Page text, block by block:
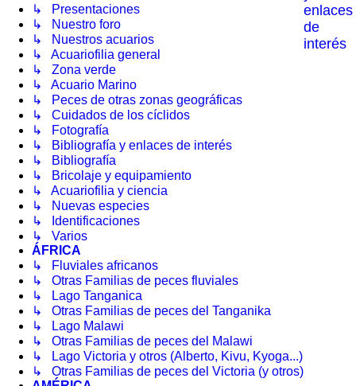
enlaces
de
interés
↳ Presentaciones
↳ Nuestro foro
↳ Nuestros acuarios
↳ Acuariofilia general
↳ Zona verde
↳ Acuario Marino
↳ Peces de otras zonas geográficas
↳ Cuidados de los cíclidos
↳ Fotografía
↳ Bibliografía y enlaces de interés
↳ Bibliografía
↳ Bricolaje y equipamiento
↳ Acuariofilia y ciencia
↳ Nuevas especies
↳ Identificaciones
↳ Varios
ÁFRICA
↳ Fluviales africanos
↳ Otras Familias de peces fluviales
↳ Lago Tanganica
↳ Otras Familias de peces del Tanganika
↳ Lago Malawi
↳ Otras Familias de peces del Malawi
↳ Lago Victoria y otros (Alberto, Kivu, Kyoga...)
↳ Otras Familias de peces del Victoria (y otros)